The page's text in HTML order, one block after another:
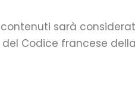
sarà
Codice francese